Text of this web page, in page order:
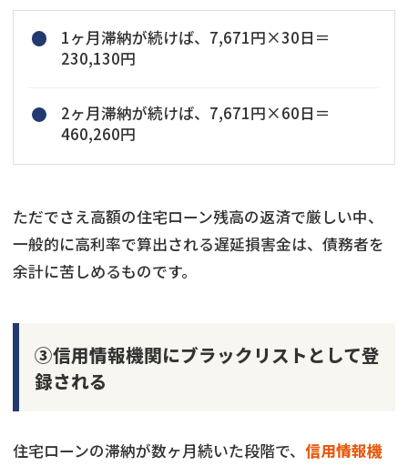
1ヶ月滞納が続けば、7,671円×30日＝
230,130円
2ヶ月滞納が続けば、7,671円×60日＝
460,260円
ただでさえ高額の住宅ローン残高の返済で厳しい中、
一般的に高利率で算出される遅延損害金は、債務者を
余計に苦しめるものです。
③信用情報機関にブラックリストとして登
録される
住宅ローンの滞納が数ヶ月続いた段階で、 信用情報機